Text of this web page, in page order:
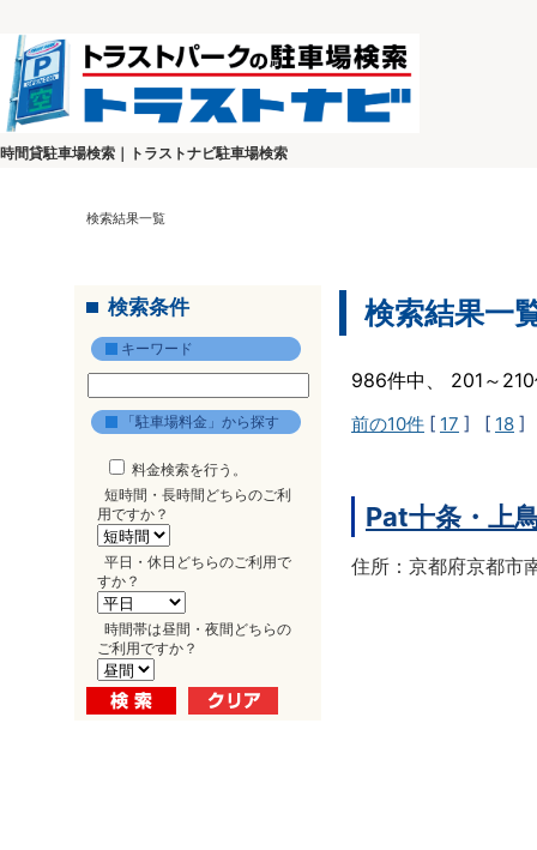
時間貸駐車場検索｜トラストナビ駐車場検索
検索結果一覧
検索条件
キーワード
「駐車場料金」から探す
料金検索を行う。
短時間・長時間どちらのご利
用ですか？
平日・休日どちらのご利用で
すか？
時間帯は昼間・夜間どちらの
ご利用ですか？
検索結果一
986件中、 201～
前の10件 [ 17 ] [ 18 ]
Pat十条・上
住所：京都府京都市